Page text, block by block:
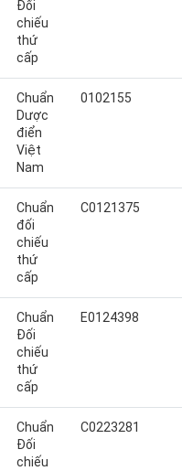
Đối
chiếu
thứ
cấp
Chuẩn
Dược
điển
Việt
Nam
0102155
Chuẩn
đối
chiếu
thứ
cấp
C0121375
Chuẩn
Đối
chiếu
thứ
cấp
E0124398
Chuẩn
Đối
chiếu
C0223281